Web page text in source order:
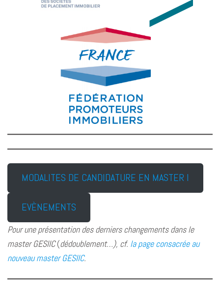
MODALITES DE CANDIDATURE EN MASTER I
EVÈNEMENTS
Pour une présentation des derniers changementsdans le
master GESIIC(dédoublement…), cf. la page consacrée au
nouveau master GESIIC.